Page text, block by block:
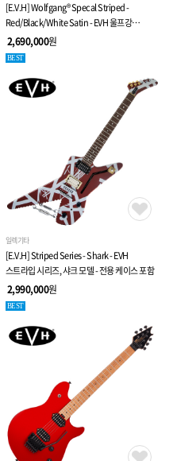
[E.V.H] Wolfgang® Specal Striped -
Red/Black/White Satin - EVH 울프강
스프라이프 사틴
2,690,000원
BEST
일렉기타
[E.V.H] Striped Series - Shark - EVH
스트라입 시리즈, 샤크 모델 - 전용 케이스 포함
2,990,000원
BEST